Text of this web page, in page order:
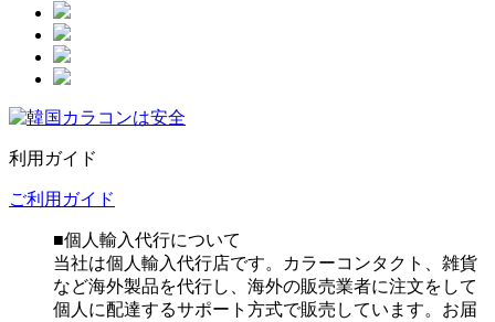
利用ガイド
ご利用ガイド
■個人輸入代行について
当社は個人輸入代行店です。カラーコンタクト、雑貨
など海外製品を代行し、海外の販売業者に注文をして
個人に配達するサポート方式で販売しています。お届